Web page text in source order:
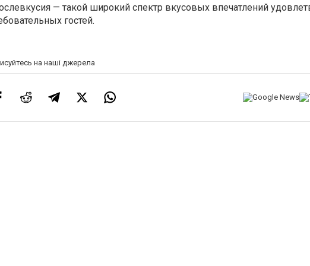
— такой широкий спектр вкусовых впечатлений
гостей.
на наші джерела